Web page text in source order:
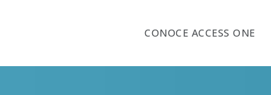
CONOCE ACCESS ONE